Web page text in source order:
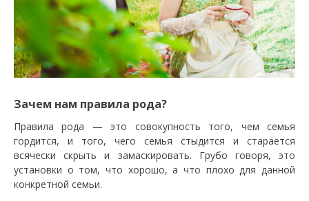
Зачем нам правила рода?
Правила рода — это совокупность того, чем семья
гордится, и того, чего семья стыдится и старается
всячески скрыть и замаскировать. Грубо говоря, это
установки о том, что хорошо, а что плохо для данной
конкретной семьи.